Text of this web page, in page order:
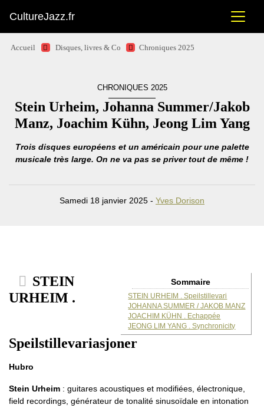
CultureJazz.fr
Accueil Disques, livres & Co Chroniques 2025
CHRONIQUES 2025
Stein Urheim, Johanna Summer/Jakob
Manz, Joachim Kühn, Jeong Lim Yang
Trois disques européens et un américain pour une palette
musicale très large. On ne va pas se priver tout de même !
Samedi 18 janvier 2025 - Yves Dorison
Sommaire
STEIN URHEIM . Speilstillevari
JOHANNA SUMMER / JAKOB MANZ
JOACHIM KÜHN . Echappée
JEONG LIM YANG . Synchronicity
STEIN
URHEIM .
Speilstillevariasjoner
Hubro
Stein Urheim : guitares acoustiques et modifiées, électronique,
field recordings, générateur de tonalité sinusoïdale en intonation